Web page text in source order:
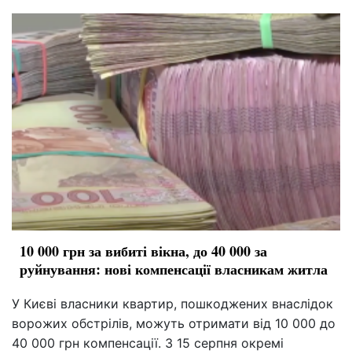
10 000 грн за вибиті вікна, до 40 000 за
руйнування: нові компенсації власникам житла
У Києві власники квартир, пошкоджених внаслідок
ворожих обстрілів, можуть отримати від 10 000 до
40 000 грн компенсації. З 15 серпня окремі